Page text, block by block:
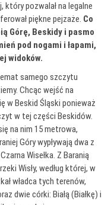
pozwalał na legalne
piękne pejzaże. Co
Górę, Beskidy i pasmo
pod nogami i łapami,
widoków.
samego szczytu
Chcąc wejść na
w Beskid Śląski ponieważ
w tej części Beskidów.
na nim 15 metrowa,
Góry wypływają dwa z
Wisełka. Z Baranią
Wisły, według której, w
władca tych terenów,
dwie córki: Białą (Białkę) i